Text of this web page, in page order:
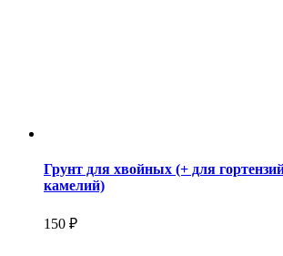
Грунт для хвойных (+ для
камелий)
150 ₽